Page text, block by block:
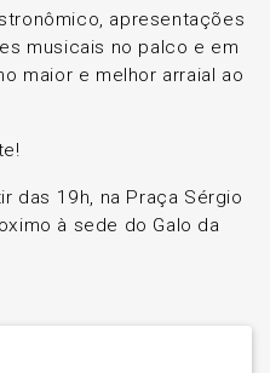
apresentações
musicais no palco e em
maior e melhor arraial ao
das 19h, na Praça Sérgio
à sede do Galo da